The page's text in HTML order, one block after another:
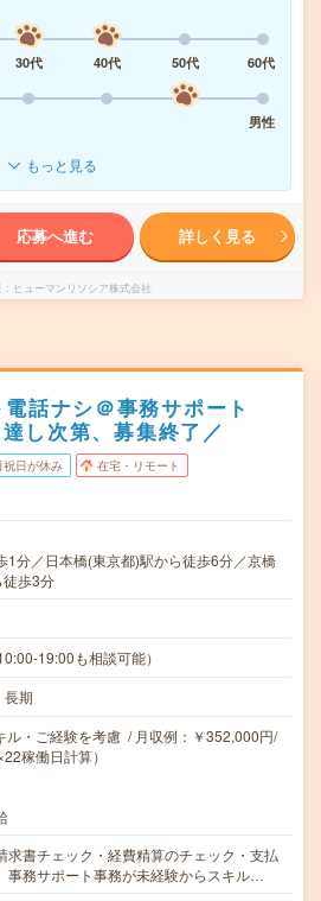
30代 40代 50代
60代
男性
もっと見る
応募へ進む 詳しく見る
ヒューマンリソシア株式会社
電話ナシ＠事務サポート
し次第、募集終了／
祝日が休み 在宅・リモート
1分／日本橋(東京都)駅から徒歩6分／京橋
徒歩3分
19:00も相談可能）
長期
・ご経験を考慮 / 月収例：￥352,000円/
稼働日計算）
求書チェック・経費精算のチェック・支払
事務サポート事務が未経験からスキル…